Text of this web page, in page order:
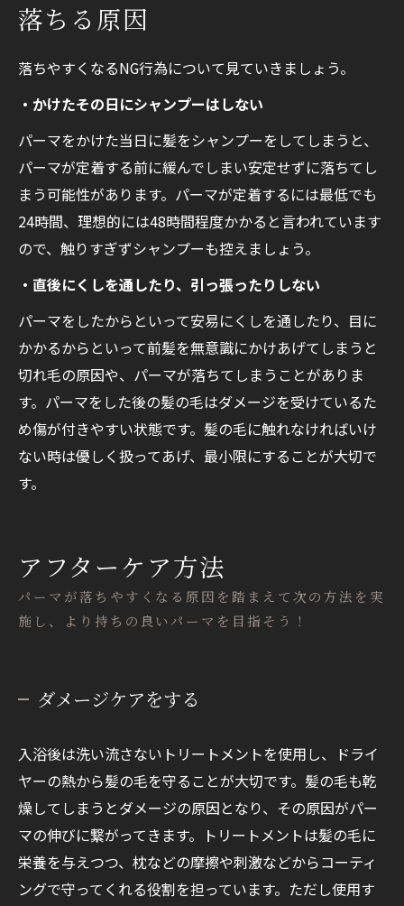
落ちる原因
落ちやすくなるNG行為について見ていきましょう。
・かけたその日にシャンプーはしない
パーマをかけた当日に髪をシャンプーをしてしまうと、
パーマが定着する前に緩んでしまい安定せずに落ちてし
まう可能性があります。パーマが定着するには最低でも
24時間、理想的には48時間程度かかると言われています
ので、触りすぎずシャンプーも控えましょう。
・直後にくしを通したり、引っ張ったりしない
パーマをしたからといって安易にくしを通したり、目に
かかるからといって前髪を無意識にかけあげてしまうと
切れ毛の原因や、パーマが落ちてしまうことがありま
す。パーマをした後の髪の毛はダメージを受けているた
め傷が付きやすい状態です。髪の毛に触れなければいけ
ない時は優しく扱ってあげ、最小限にすることが大切で
す。
アフターケア方法
パーマが落ちやすくなる原因を踏まえて次の方法を実
施し、より持ちの良いパーマを目指そう！
ダメージケアをする
入浴後は洗い流さないトリートメントを使用し、ドライ
ヤーの熱から髪の毛を守ることが大切です。髪の毛も乾
燥してしまうとダメージの原因となり、その原因がパー
マの伸びに繋がってきます。トリートメントは髪の毛に
栄養を与えつつ、枕などの摩擦や刺激などからコーティ
ングで守ってくれる役割を担っています。ただし使用す